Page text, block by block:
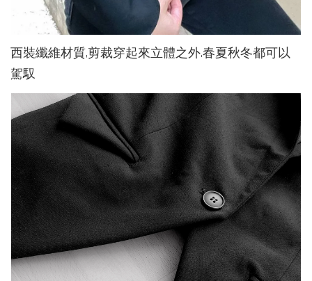
西裝纖維材質,剪裁穿起來立體之外.春夏秋冬都可以
駕馭